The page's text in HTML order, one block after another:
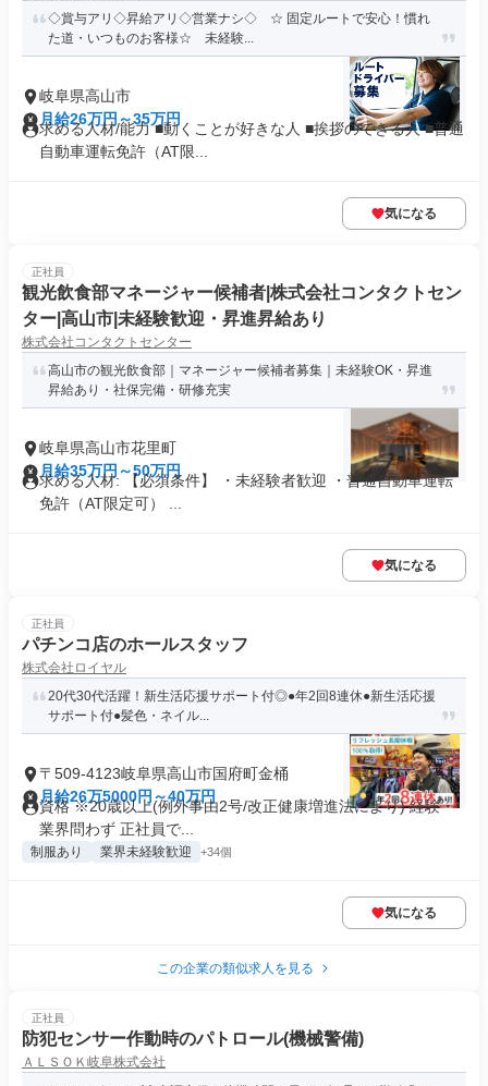
◇賞与アリ◇昇給アリ◇営業ナシ◇ ☆ 固定ルートで安心！慣れ
た道・いつものお客様☆ 未経験...
岐阜県高山市
月給26万円～35万円
求める人材/能力 ■動くことが好きな人 ■挨拶のできる人 ■普通
自動車運転免許（AT限...
気になる
正社員
観光飲食部マネージャー候補者|株式会社コンタクトセン
ター|高山市|未経験歓迎・昇進昇給あり
株式会社コンタクトセンター
高山市の観光飲食部｜マネージャー候補者募集｜未経験OK・昇進
昇給あり・社保完備・研修充実
岐阜県高山市花里町
月給35万円～50万円
求める人材: 【必須条件】 ・未経験者歓迎 ・普通自動車運転
免許（AT限定可） ...
気になる
正社員
パチンコ店のホールスタッフ
株式会社ロイヤル
20代30代活躍！新生活応援サポート付◎●年2回8連休●新生活応援
サポート付●髪色・ネイル...
〒509-4123岐阜県高山市国府町金桶
月給26万5000円～40万円
資格 ※20歳以上(例外事由2号/改正健康増進法により) 経験・
業界問わず 正社員で...
制服あり 業界未経験歓迎 +34個
気になる
この企業の類似求人を見る
正社員
防犯センサー作動時のパトロール(機械警備)
ＡＬＳＯＫ岐阜株式会社